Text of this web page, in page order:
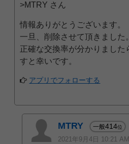
>MTRY さん
情報ありがとうございます。
一旦、削除させて頂きました。
正確な交換率が分かりました
すと幸いです。
アプリでフォローする
MTRY 一般414位
2021年9月4日 10:21 AM